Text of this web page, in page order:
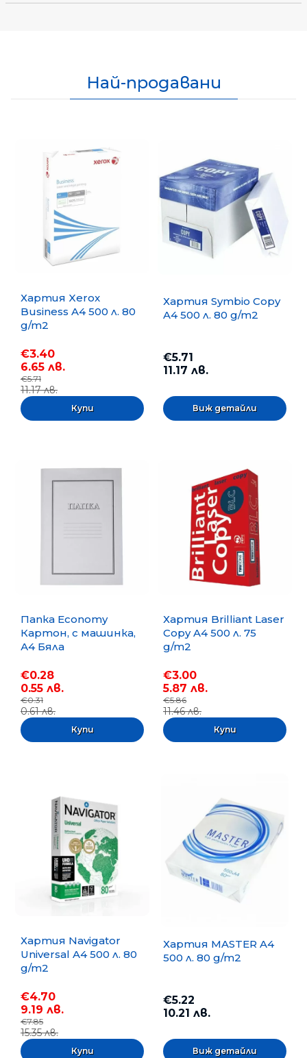
Най-продавани
Хартия Xerox
Business A4 500 л. 80
g/m2
€3.40
6.65 лв.
€5.71
11.17 лв.
Хартия Symbio Copy
A4 500 л. 80 g/m2
€5.71
11.17 лв.
Виж детайли
Папка Economy
Картон, с машинка,
А4 Бяла
€0.28
0.55 лв.
€0.31
0.61 лв.
Хартия Brilliant Laser
Copy A4 500 л. 75
g/m2
€3.00
5.87 лв.
€5.86
11.46 лв.
Хартия Navigator
Universal A4 500 л. 80
g/m2
€4.70
9.19 лв.
€7.85
15.35 лв.
Хартия MASTER A4
500 л. 80 g/m2
€5.22
10.21 лв.
Виж детайли